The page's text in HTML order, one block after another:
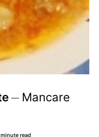
Mancare
minute read